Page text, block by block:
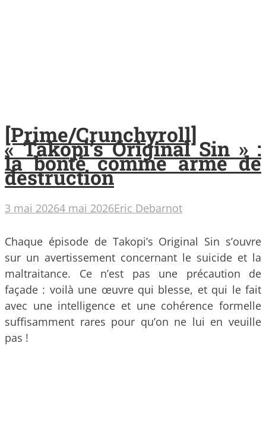
[Prime/Crunchyroll]
« Takopi’s Original Sin » :
la bonté comme arme de
destruction
3 mai 20264 mai 2026Eric Debarnot
Chaque épisode de Takopi’s Original Sin s’ouvre
sur un avertissement concernant le suicide et la
maltraitance. Ce n’est pas une précaution de
façade : voilà une œuvre qui blesse, et qui le fait
avec une intelligence et une cohérence formelle
suffisamment rares pour qu’on ne lui en veuille
pas !